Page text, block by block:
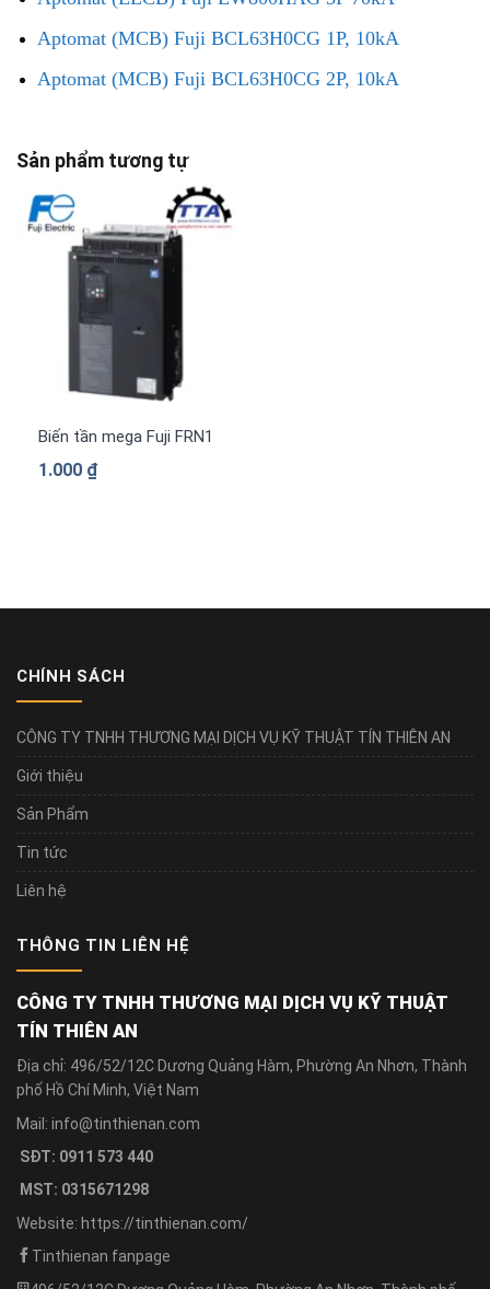
Aptomat (MCB) Fuji BCL63H0CG 1P, 10kA
Aptomat (MCB) Fuji BCL63H0CG 2P, 10kA
Sản phẩm tương tự
Biến tần mega Fuji FRN1480G2S-4G 3 pha 380 V
1.000 ₫
CHÍNH SÁCH
CÔNG TY TNHH THƯƠNG MẠI DỊCH VỤ KỸ THUẬT TÍN THIÊN AN
Giới thiệu
Sản Phẩm
Tin tức
Liên hệ
THÔNG TIN LIÊN HỆ
CÔNG TY TNHH THƯƠNG MẠI DỊCH VỤ KỸ THUẬT
TÍN THIÊN AN
Địa chỉ: 496/52/12C Dương Quảng Hàm, Phường An Nhơn, Thành
phố Hồ Chí Minh, Việt Nam
Mail: info@tinthienan.com
SĐT: 0911 573 440
MST: 0315671298
Website: https://tinthienan.com/
Tinthienan fanpage